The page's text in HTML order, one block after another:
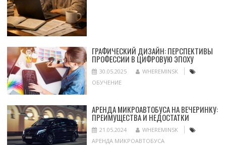
ГРАФИЧЕСКИЙ ДИЗАЙН: ПЕРСПЕКТИВЫ
ПРОФЕССИИ В ЦИФРОВУЮ ЭПОХУ
30.05.2025
WHEREMINSK
ОБУЧЕНИЕ
АРЕНДА МИКРОАВТОБУСА НА ВЕЧЕРИНКУ:
ПРЕИМУЩЕСТВА И НЕДОСТАТКИ
21.05.2024
WHEREMINSK
АРЕНДА МИКРОАВТОБУСА